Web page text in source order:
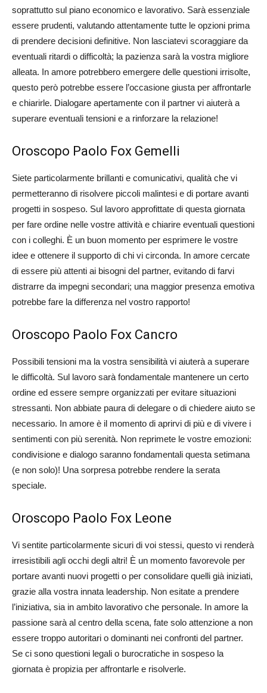
soprattutto sul piano economico e lavorativo. Sarà essenziale
essere prudenti, valutando attentamente tutte le opzioni prima
di prendere decisioni definitive. Non lasciatevi scoraggiare da
eventuali ritardi o difficoltà; la pazienza sarà la vostra migliore
alleata. In amore potrebbero emergere delle questioni irrisolte,
questo però potrebbe essere l’occasione giusta per affrontarle
e chiarirle. Dialogare apertamente con il partner vi aiuterà a
superare eventuali tensioni e a rinforzare la relazione!
Oroscopo Paolo Fox Gemelli
Siete particolarmente brillanti e comunicativi, qualità che vi
permetteranno di risolvere piccoli malintesi e di portare avanti
progetti in sospeso. Sul lavoro approfittate di questa giornata
per fare ordine nelle vostre attività e chiarire eventuali questioni
con i colleghi. È un buon momento per esprimere le vostre
idee e ottenere il supporto di chi vi circonda. In amore cercate
di essere più attenti ai bisogni del partner, evitando di farvi
distrarre da impegni secondari; una maggior presenza emotiva
potrebbe fare la differenza nel vostro rapporto!
Oroscopo Paolo Fox Cancro
Possibili tensioni ma la vostra sensibilità vi aiuterà a superare
le difficoltà. Sul lavoro sarà fondamentale mantenere un certo
ordine ed essere sempre organizzati per evitare situazioni
stressanti. Non abbiate paura di delegare o di chiedere aiuto se
necessario. In amore è il momento di aprirvi di più e di vivere i
sentimenti con più serenità. Non reprimete le vostre emozioni:
condivisione e dialogo saranno fondamentali questa setimana
(e non solo)! Una sorpresa potrebbe rendere la serata
speciale.
Oroscopo Paolo Fox Leone
Vi sentite particolarmente sicuri di voi stessi, questo vi renderà
irresistibili agli occhi degli altri! È un momento favorevole per
portare avanti nuovi progetti o per consolidare quelli già iniziati,
grazie alla vostra innata leadership. Non esitate a prendere
l’iniziativa, sia in ambito lavorativo che personale. In amore la
passione sarà al centro della scena, fate solo attenzione a non
essere troppo autoritari o dominanti nei confronti del partner.
Se ci sono questioni legali o burocratiche in sospeso la
giornata è propizia per affrontarle e risolverle.